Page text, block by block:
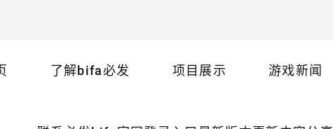
了解bifa必发 项目展示 游戏新闻